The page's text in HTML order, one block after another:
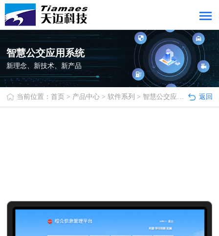
智慧公交应用系统
新理念、新技术、新产品
返回
当前位置：首页 > 产品中心 >软件系列 > 智慧公交应用系统